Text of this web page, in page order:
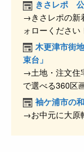
e
b
o
o
k
きさレポ
→きさレポの新
ォローください
木更津市街
束台」
→土地・注文住
で選べる360区
袖ケ浦市の
→お中元に大原